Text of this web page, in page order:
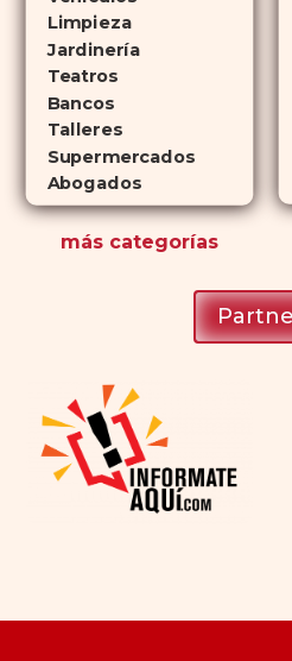
atractiva para quienes no desean
planificar sus actividades
románticas con antelación.
Limpieza
Jardinería
Teatros
Bancos
Talleres
Supermercados
Abogados
más categorías